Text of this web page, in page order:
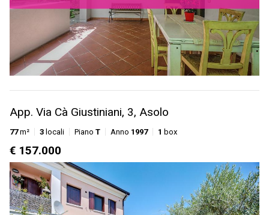
App. Via Cà Giustiniani, 3, Asolo
77m² 3 locali Piano T Anno 1997 1 box
€ 157.000